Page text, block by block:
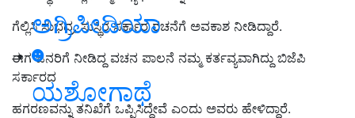
ಅಗ್ರಿಪೀಡಿಯಾ
ಯಶೋಗಾಥೆ
ಗೆಲ್ಲಿಸಿ ಸುಭದ್ರ, ಸುಸ್ಥಿರ ಸರ್ಕಾರ ರಚನೆಗೆ ಅವಕಾಶ ನೀಡಿದ್ದಾರೆ.
ಈಗ ಜನರಿಗೆ ನೀಡಿದ್ದ ವಚನ ಪಾಲನೆ ನಮ್ಮ ಕರ್ತವ್ಯವಾಗಿದ್ದು ಬಿಜೆಪಿ
ಸರ್ಕಾರದ
ಹಗರಣವನ್ನು ತನಿಖೆಗೆ ಒಪ್ಪಿಸಿದ್ದೇವೆ ಎಂದು ಅವರು ಹೇಳಿದ್ದಾರೆ.